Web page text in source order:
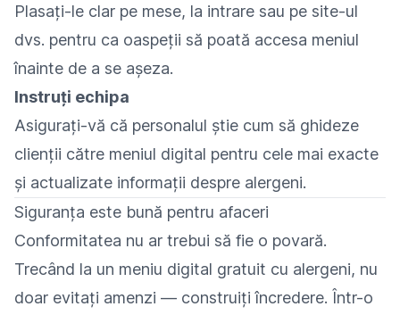
Plasați-le clar pe mese, la intrare sau pe site-ul
dvs. pentru ca oaspeții să poată accesa meniul
înainte de a se așeza.
Instruți echipa
Asigurați-vă că personalul știe cum să ghideze
clienții către meniul digital pentru cele mai exacte
și actualizate informații despre alergeni.
Siguranța este bună pentru afaceri
Conformitatea nu ar trebui să fie o povară.
Trecând la un meniu digital gratuit cu alergeni, nu
doar evitați amenzi — construiți încredere. Într-o